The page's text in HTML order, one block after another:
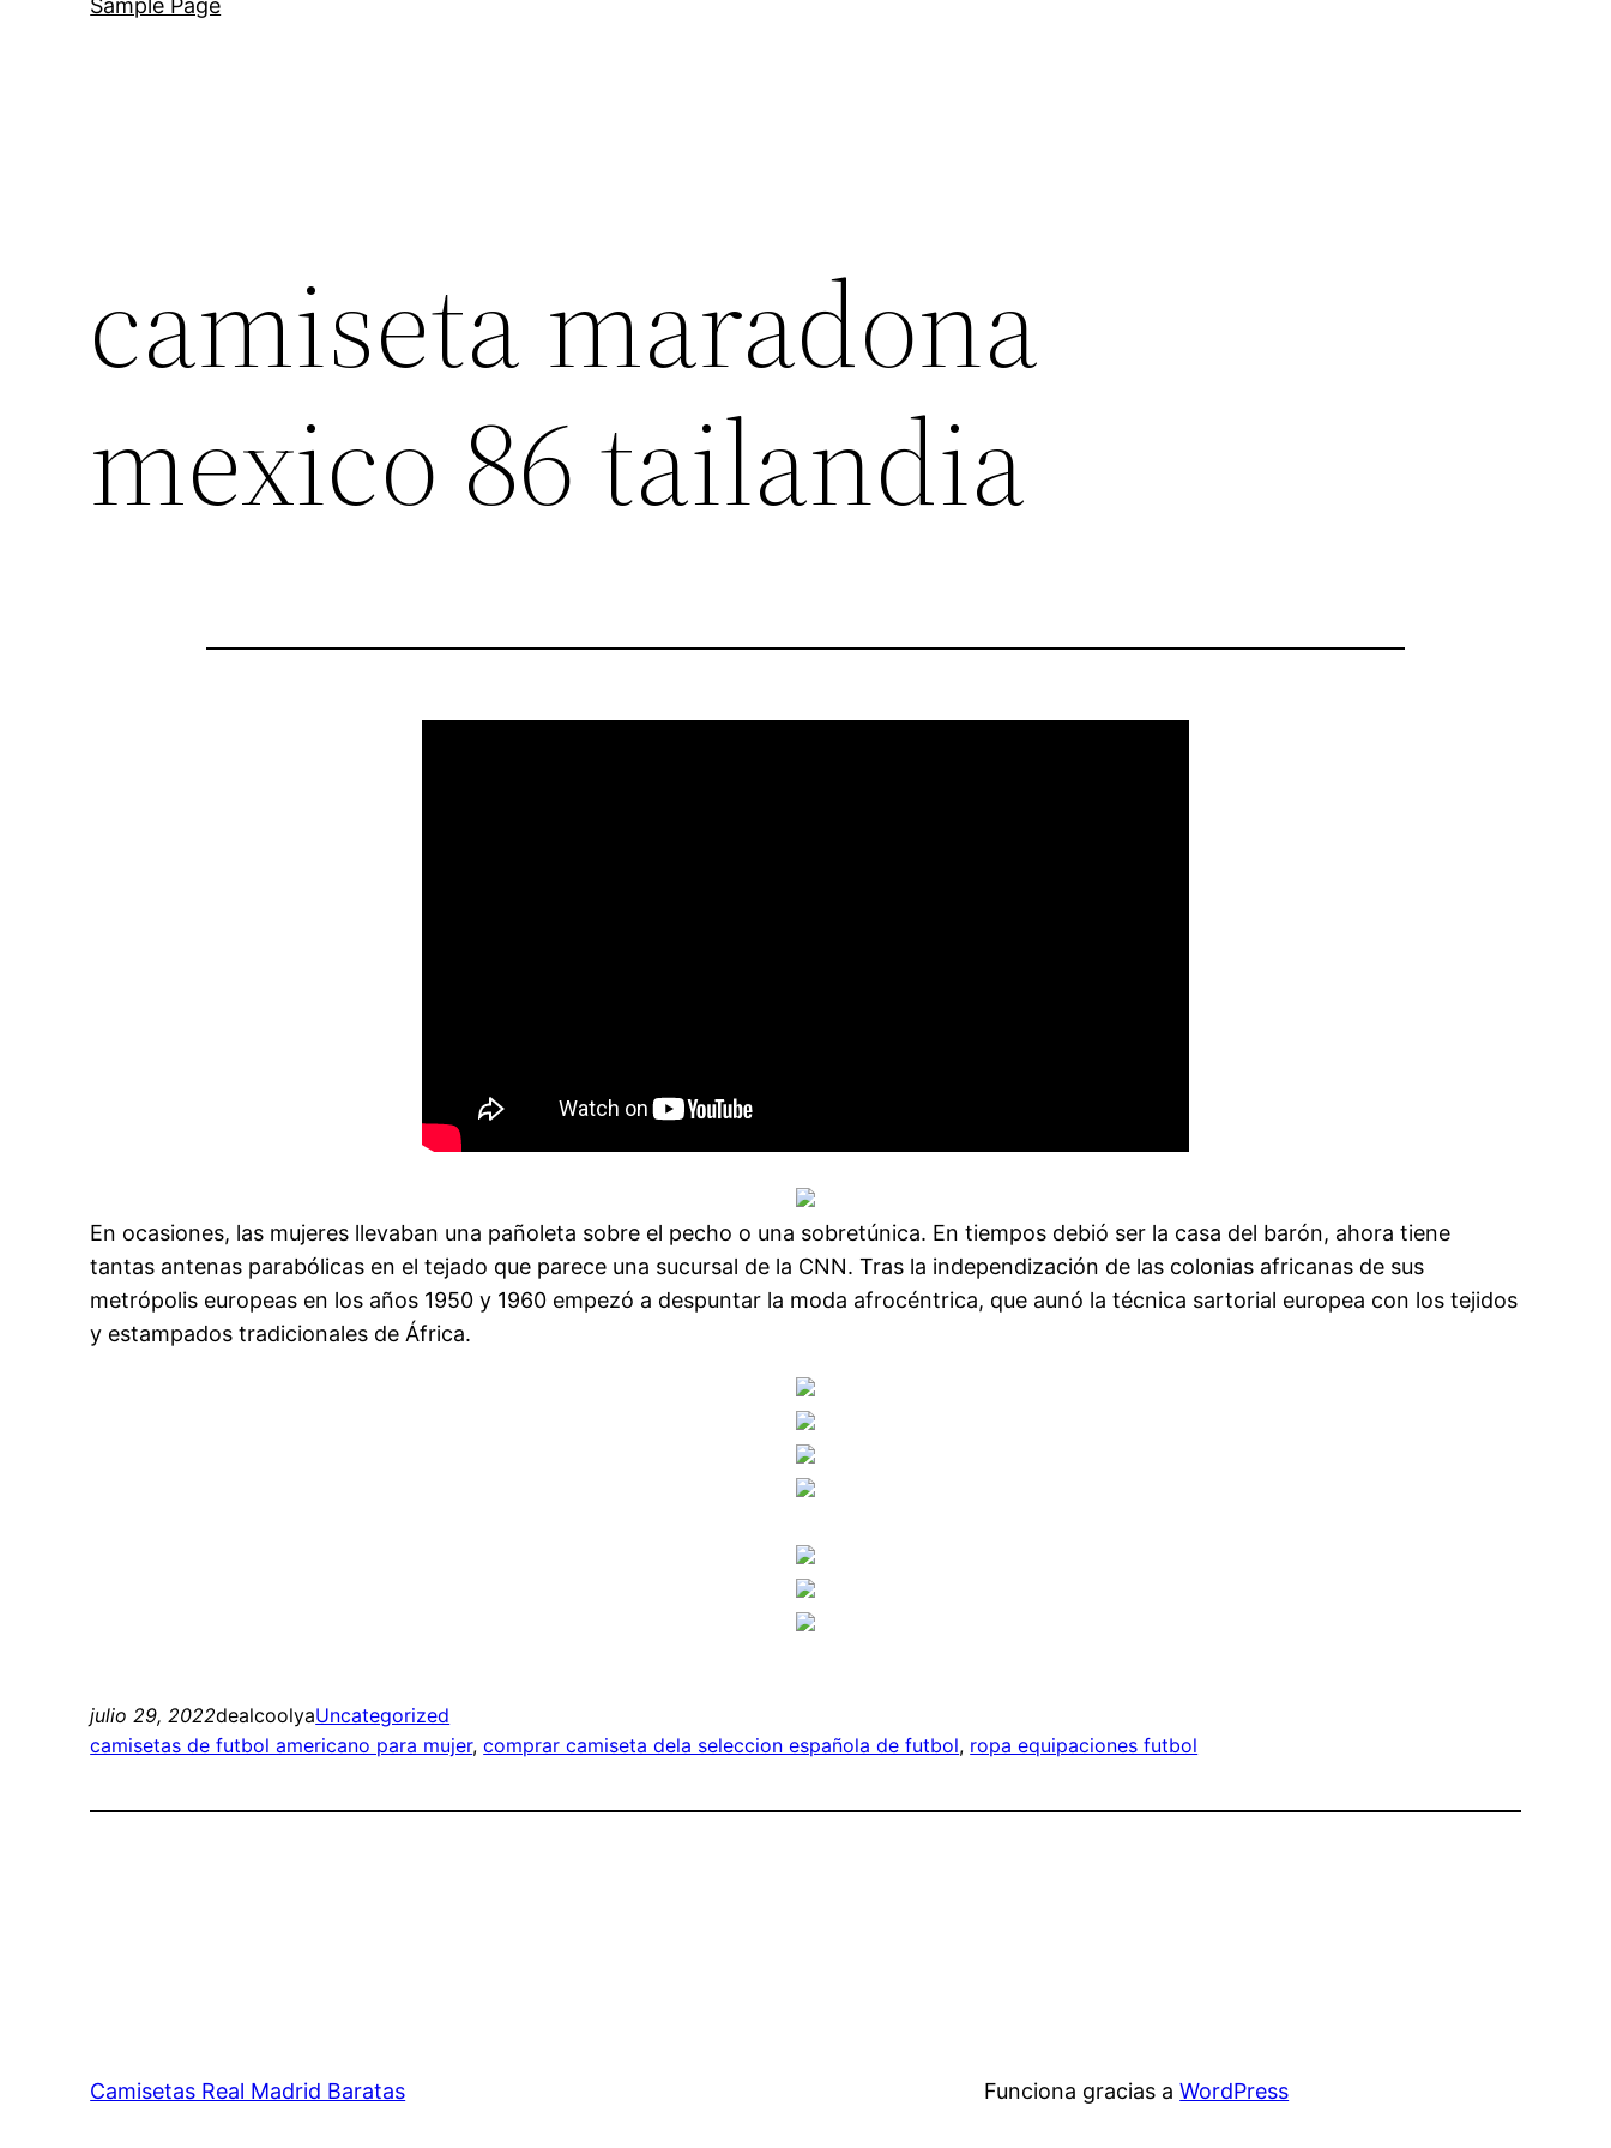
Sample Page
camiseta maradona
mexico 86 tailandia
En ocasiones, las mujeres llevaban una pañoleta sobre el pecho o una sobretúnica. En tiempos debió ser la casa del barón, ahora tiene
tantas antenas parabólicas en el tejado que parece una sucursal de la CNN. Tras la independización de las colonias africanas de sus
metrópolis europeas en los años 1950 y 1960 empezó a despuntar la moda afrocéntrica, que aunó la técnica sartorial europea con los tejidos
y estampados tradicionales de África.
julio 29, 2022dealcoolyaUncategorized
camisetas de futbol americano para mujer, comprar camiseta dela seleccion española de futbol, ropa equipaciones futbol
Camisetas Real Madrid Baratas Funciona gracias aWordPress